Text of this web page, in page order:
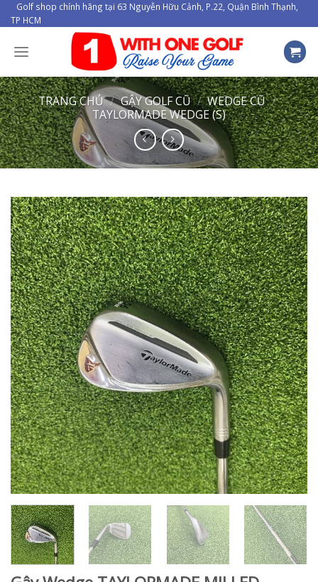
Skip
to
content
Golf shop chính hãng tại 63 Nguyễn Hữu Cảnh, P.22, Quận Bình Thạnh,
TP HCM
TRANG CHỦ / GẬY GOLF CŨ / WEDGE CŨ /
TAYLORMADE WEDGE (S)